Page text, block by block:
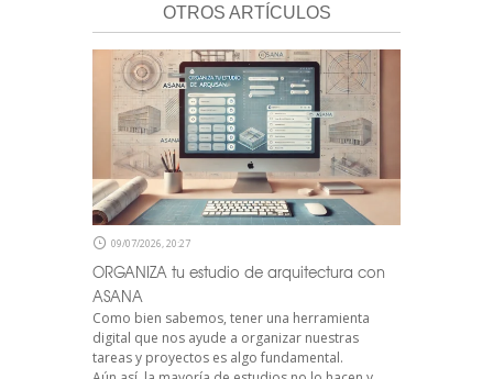
OTROS ARTÍCULOS
09/07/2026, 20:27
ORGANIZA tu estudio de arquitectura con
ASANA
Como bien sabemos, tener una herramienta
digital que nos ayude a organizar nuestras
tareas y proyectos es algo fundamental.